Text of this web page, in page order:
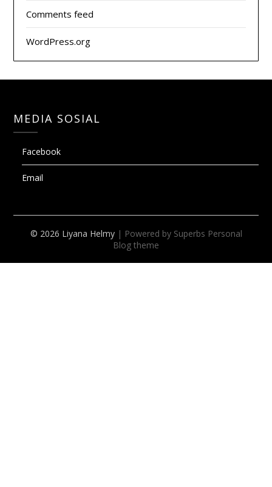
Comments feed
WordPress.org
MEDIA SOSIAL
Facebook
Email
© 2026 Liyana Helmy | Powered by Superbs Personal
Blog theme